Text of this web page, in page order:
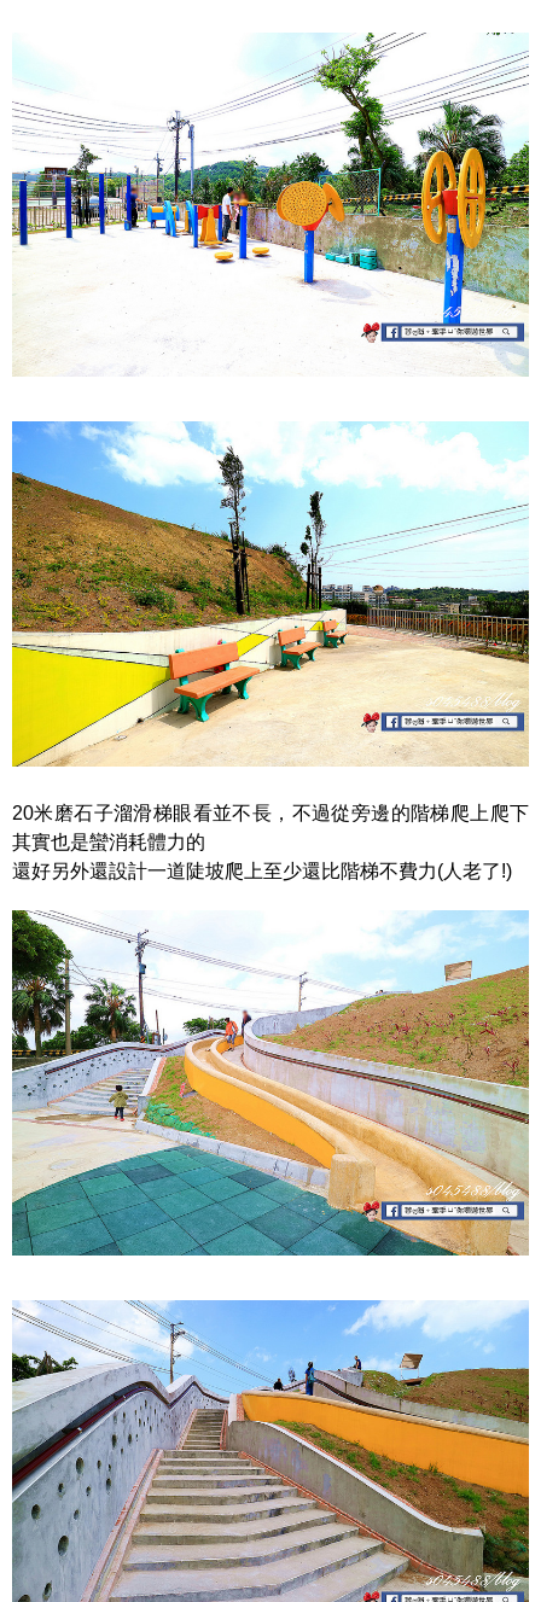
20米磨石子溜滑梯眼看並不長，不過從旁邊的階梯爬上爬下
其實也是蠻消耗體力的
還好另外還設計一道陡坡爬上至少還比階梯不費力(人老了!)